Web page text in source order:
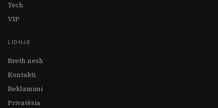
Tech
VIP
LIDHJE
Rreth nesh
Kontakti
Reklamimi
Privatësia